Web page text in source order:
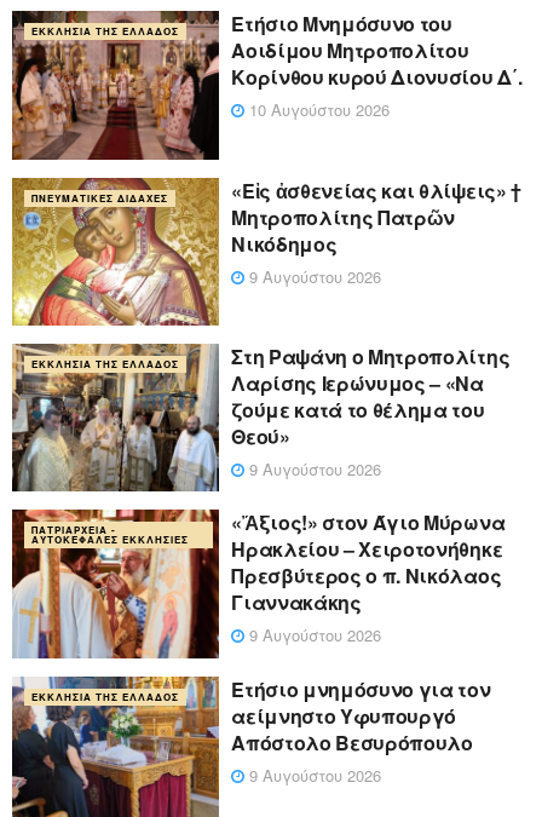
ΕΚΚΛΗΣΊΑ ΤΗΣ ΕΛΛΆΔΟΣ
Ετήσιο Μνημόσυνο του
Αοιδίμου Μητροπολίτου
Κορίνθου κυρού Διονυσίου Δ΄.
10 Αυγούστου 2026
ΠΝΕΥΜΑΤΙΚΈΣ ΔΙΔΑΧΈΣ
«Eἰς ἀσθενείας και θλίψεις» †
Μητροπολίτης Πατρῶν
Νικόδημος
9 Αυγούστου 2026
ΕΚΚΛΗΣΊΑ ΤΗΣ ΕΛΛΆΔΟΣ
Στη Ραψάνη ο Μητροπολίτης
Λαρίσης Ιερώνυμος – «Να
ζούμε κατά το θέλημα του
Θεού»
9 Αυγούστου 2026
ΠΑΤΡΙΑΡΧΕΊΑ -
ΑΥΤΟΚΈΦΑΛΕΣ ΕΚΚΛΗΣΊΕΣ
«Ἄξιος!» στον Άγιο Μύρωνα
Ηρακλείου – Χειροτονήθηκε
Πρεσβύτερος ο π. Νικόλαος
Γιαννακάκης
9 Αυγούστου 2026
ΕΚΚΛΗΣΊΑ ΤΗΣ ΕΛΛΆΔΟΣ
Ετήσιο μνημόσυνο για τον
αείμνηστο Υφυπουργό
Απόστολο Βεσυρόπουλο
9 Αυγούστου 2026